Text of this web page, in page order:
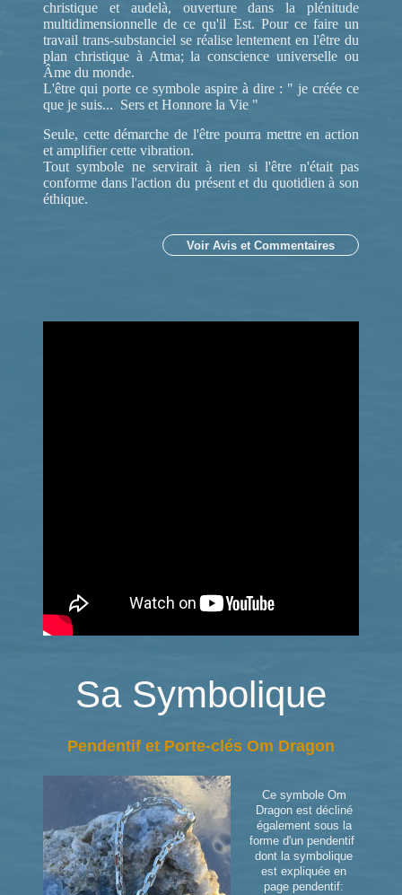
christique et audelà, ouverture dans la plénitude
multidimensionnelle de ce qu'il Est. Pour ce faire un
travail trans-substanciel se réalise lentement en l'être du
plan christique à Atma; la conscience universelle ou
Âme du monde.
L'être qui porte ce symbole aspire à dire : " je créée ce
que je suis... Sers et Honnore la Vie "
Seule, cette démarche de l'être pourra mettre en action
et amplifier cette vibration.
Tout symbole ne servirait à rien si l'être n'était pas
conforme dans l'action du présent et du quotidien à son
éthique.
Voir Avis et Commentaires
Sa Symbolique
Pendentif et Porte-clés Om Dragon
Ce symbole Om
Dragon est décliné
également sous la
forme d'un pendentif
dont la symbolique
est expliquée en
page pendentif: